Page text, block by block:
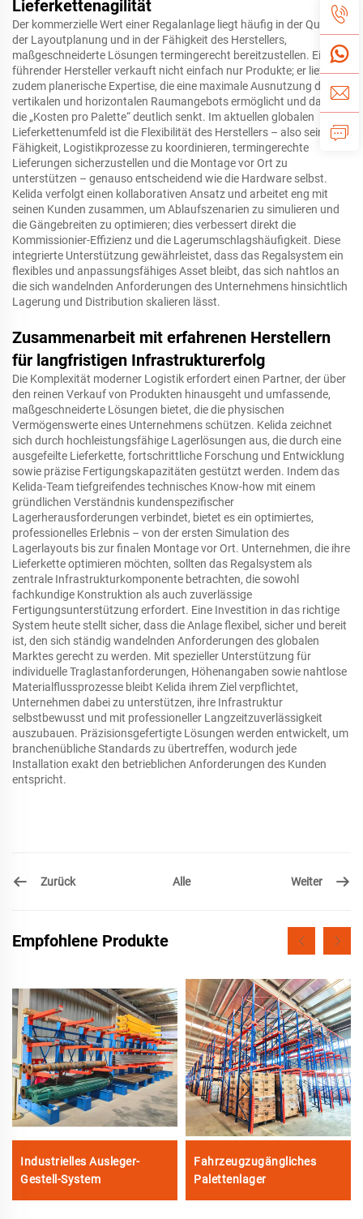
Lieferkettenagilität
Der kommerzielle Wert einer Regalanlage liegt häufig in der Qualität
der Layoutplanung und in der Fähigkeit des Herstellers,
maßgeschneiderte Lösungen termingerecht bereitzustellen. Ein
führender Hersteller verkauft nicht einfach nur Produkte; er liefert
zudem planerische Expertise, die eine maximale Ausnutzung des
vertikalen und horizontalen Raumangebots ermöglicht und dadurch
die „Kosten pro Palette“ deutlich senkt. Im aktuellen globalen
Lieferkettenumfeld ist die Flexibilität des Herstellers – also seine
Fähigkeit, Logistikprozesse zu koordinieren, termingerechte
Lieferungen sicherzustellen und die Montage vor Ort zu
unterstützen – genauso entscheidend wie die Hardware selbst.
Kelida verfolgt einen kollaborativen Ansatz und arbeitet eng mit
seinen Kunden zusammen, um Ablaufszenarien zu simulieren und
die Gängebreiten zu optimieren; dies verbessert direkt die
Kommissionier-Effizienz und die Lagerumschlagshäufigkeit. Diese
integrierte Unterstützung gewährleistet, dass das Regalsystem ein
flexibles und anpassungsfähiges Asset bleibt, das sich nahtlos an
die sich wandelnden Anforderungen des Unternehmens hinsichtlich
Lagerung und Distribution skalieren lässt.
Zusammenarbeit mit erfahrenen Herstellern
für langfristigen Infrastrukturerfolg
Die Komplexität moderner Logistik erfordert einen Partner, der über
den reinen Verkauf von Produkten hinausgeht und umfassende,
maßgeschneiderte Lösungen bietet, die die physischen
Vermögenswerte eines Unternehmens schützen. Kelida zeichnet
sich durch hochleistungsfähige Lagerlösungen aus, die durch eine
ausgefeilte Lieferkette, fortschrittliche Forschung und Entwicklung
sowie präzise Fertigungskapazitäten gestützt werden. Indem das
Kelida-Team tiefgreifendes technisches Know-how mit einem
gründlichen Verständnis kundenspezifischer
Lagerherausforderungen verbindet, bietet es ein optimiertes,
professionelles Erlebnis – von der ersten Simulation des
Lagerlayouts bis zur finalen Montage vor Ort. Unternehmen, die ihre
Lieferkette optimieren möchten, sollten das Regalsystem als
zentrale Infrastrukturkomponente betrachten, die sowohl
fachkundige Konstruktion als auch zuverlässige
Fertigungsunterstützung erfordert. Eine Investition in das richtige
System heute stellt sicher, dass die Anlage flexibel, sicher und bereit
ist, den sich ständig wandelnden Anforderungen des globalen
Marktes gerecht zu werden. Mit spezieller Unterstützung für
individuelle Traglastanforderungen, Höhenangaben sowie nahtlose
Materialflussprozesse bleibt Kelida ihrem Ziel verpflichtet,
Unternehmen dabei zu unterstützen, ihre Infrastruktur
selbstbewusst und mit professioneller Langzeitzuverlässigkeit
auszubauen. Präzisionsgefertigte Lösungen werden entwickelt, um
branchenübliche Standards zu übertreffen, wodurch jede
Installation exakt den betrieblichen Anforderungen des Kunden
entspricht.
Zurück Alle Weiter
Empfohlene Produkte
Industrielles Ausleger-
Gestell-System
Fahrzeugzugängliches
Palettenlager